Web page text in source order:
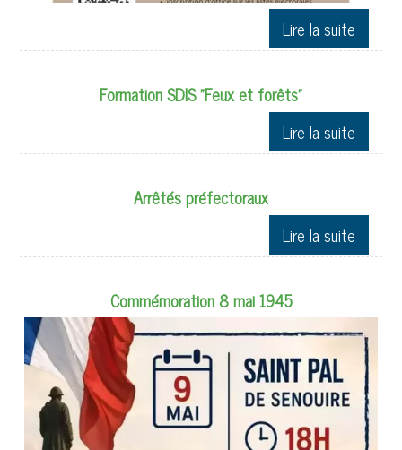
Formation SDIS "Feux et forêts"
Arrêtés préfectoraux
Commémoration 8 mai 1945